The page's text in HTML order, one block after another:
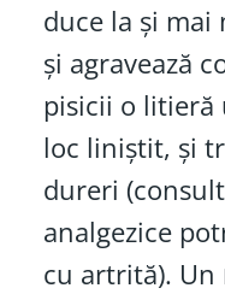
duce la și mai
și agravează
pisicii o litieră
loc liniștit, și
dureri
analgezice
cu artrită). Un